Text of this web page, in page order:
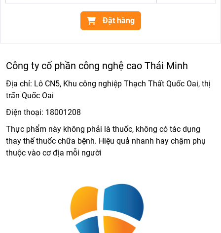
Đặt hàng
Công ty cổ phần công nghệ cao Thái Minh
Địa chỉ: Lô CN5, Khu công nghiệp Thạch Thất Quốc Oai, thị
trấn Quốc Oai
Điện thoại: 18001208
Thực phẩm này không phải là thuốc, không có tác dụng
thay thế thuốc chữa bệnh. Hiệu quả nhanh hay chậm phụ
thuộc vào cơ địa mỗi người